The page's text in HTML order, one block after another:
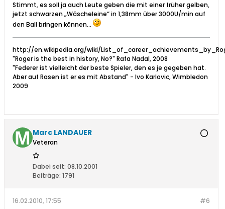
Stimmt, es soll ja auch Leute geben die mit einer früher gelben,
jetzt schwarzen „Wäscheleine“ in 1,38mm über 3000U/min auf
den Ball bringen können…
http://en.wikipedia.org/wiki/
"Roger is the best in history, No?" Rafa Nadal, 2008
"Federer ist vielleicht der beste Spieler, den es je gegeben hat.
Aber auf Rasen ist er es mit Abstand" - Ivo Karlovic, Wimbledon
2009
Marc LANDAUER
Veteran
Dabei seit: 08.10.2001
Beiträge: 1791
#6
16.02.2010, 17:55